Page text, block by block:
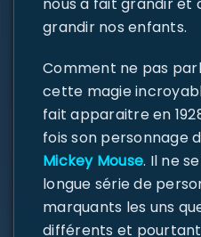
grandir nos enfants.
Comment ne pas
cette magie
fait apparaitre en
fois son personnage
Mickey Mouse. Il ne
longue série de
marquants les uns
différents et